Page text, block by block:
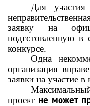
Для участия
заявку на
подготовленную в
конкурсе.
Одна
организация
заявки на участие в
проект не может